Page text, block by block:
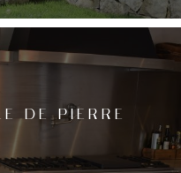
DE PIERRE